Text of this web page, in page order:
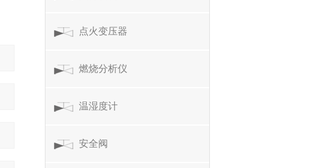
点火变压器
燃烧分析仪
温湿度计
安全阀